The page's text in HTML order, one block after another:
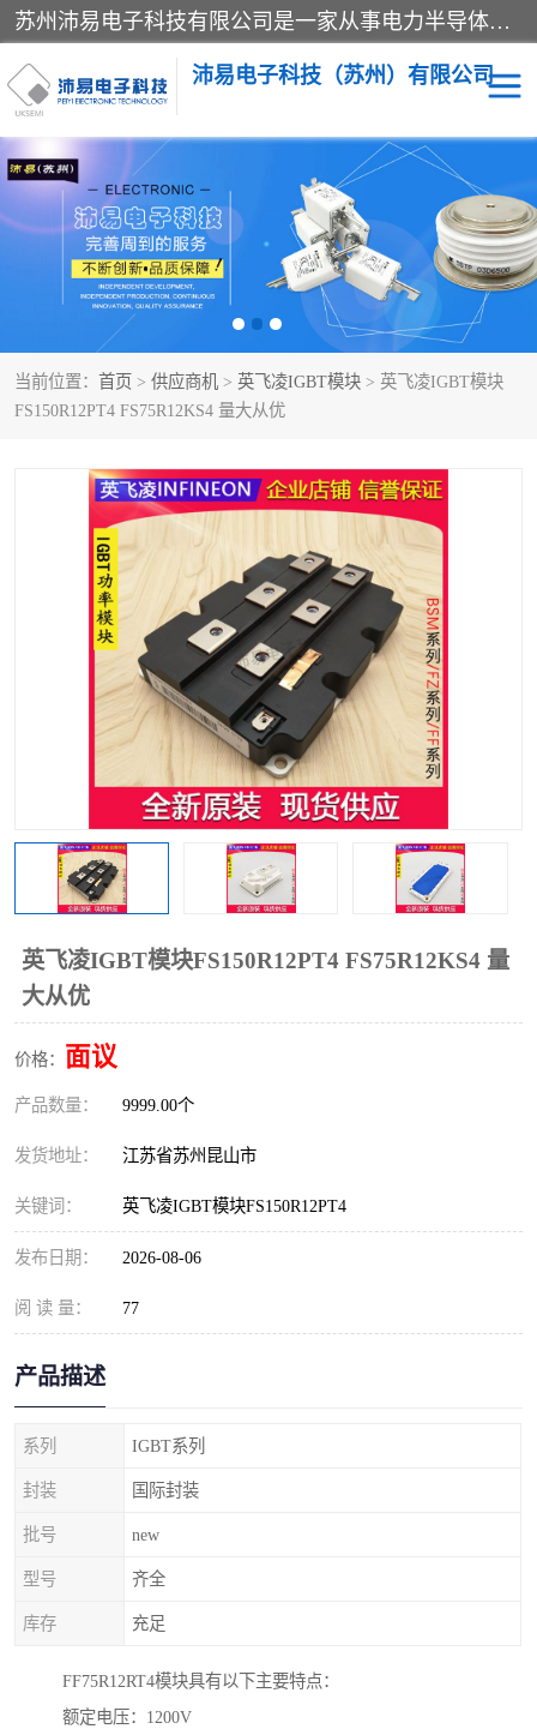
苏州沛易电子科技有限公司是一家从事电力半导体器件和电子元器件的专业代理及分销商，产品包括：IGBT模块、IPM模块、PIM模块、二极管、三极管、可控硅、整流桥、IGBT单管、IGBT电路驱动板、GTR达林顿模块、快恢复二极管、肖特基二极管、熔断器、IC集成电路、快速熔断器等。
沛易电子科技（苏州）有限公司
当前位置： 首页 > 供应商机 > 英飞凌IGBT模块 > 英飞凌IGBT模块
FS150R12PT4 FS75R12KS4 量大从优
英飞凌IGBT模块FS150R12PT4 FS75R12KS4 量
大从优
价格： 面议
产品数量： 9999.00个
发货地址： 江苏省苏州昆山市
关键词： 英飞凌IGBT模块FS150R12PT4
发布日期： 2026-08-06
阅 读 量： 77
产品描述
系列 IGBT系列
封装 国际封装
批号 new
型号 齐全
库存 充足
FF75R12RT4模块具有以下主要特点：
额定电压：1200V
西门康 英飞凌
快恢复二极管 英飞凌IGBT模块
英飞凌可控硅模块 IXYS艾赛斯可控硅
SEMIKRON西门康IGBT SEMIKRON西门康可控硅
器
MOS管场效应管 晶闸管